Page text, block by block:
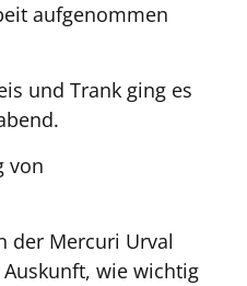
aufgenommen
und Trank ging es
von
der Mercuri Urval
wie wichtig